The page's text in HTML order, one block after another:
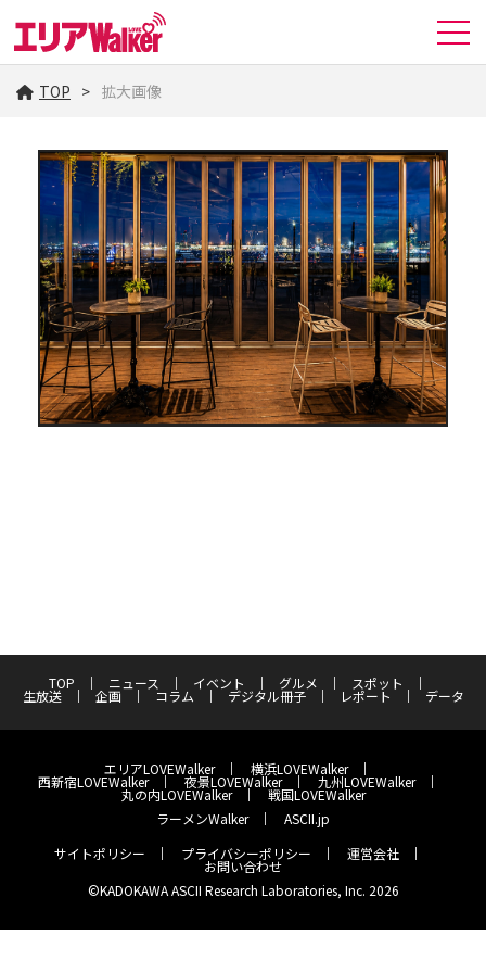
TOP 拡大画像
TOP ニュース イベント グルメ スポット
生放送 企画 コラム デジタル冊子 レポート データ
エリアLOVEWalker 横浜LOVEWalker
西新宿LOVEWalker 夜景LOVEWalker 九州LOVEWalker
丸の内LOVEWalker
戦国LOVEWalker
ラーメンWalker
ASCII.jp
サイトポリシー
プライバシーポリシー 運営会社
お問い合わせ
©KADOKAWA ASCII Research Laboratories, Inc. 2026